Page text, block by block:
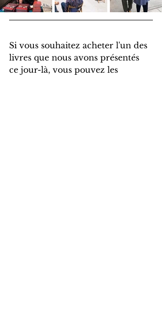
Si vous souhaitez acheter l'un des
livres que nous avons présentés
ce jour-là, vous pouvez les